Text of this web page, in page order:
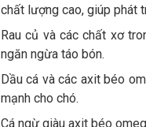
chất lượng cao, giúp phát
Rau củ và các chất xơ
ngăn ngừa táo bón.
Dầu cá và các axit béo
mạnh cho chó.
Cá ngừ giàu axit béo